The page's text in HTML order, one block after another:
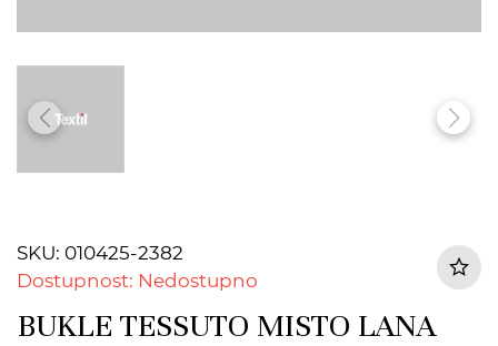
SKU: 010425-2382
Dostupnost: Nedostupno
BUKLE TESSUTO MISTO LANA